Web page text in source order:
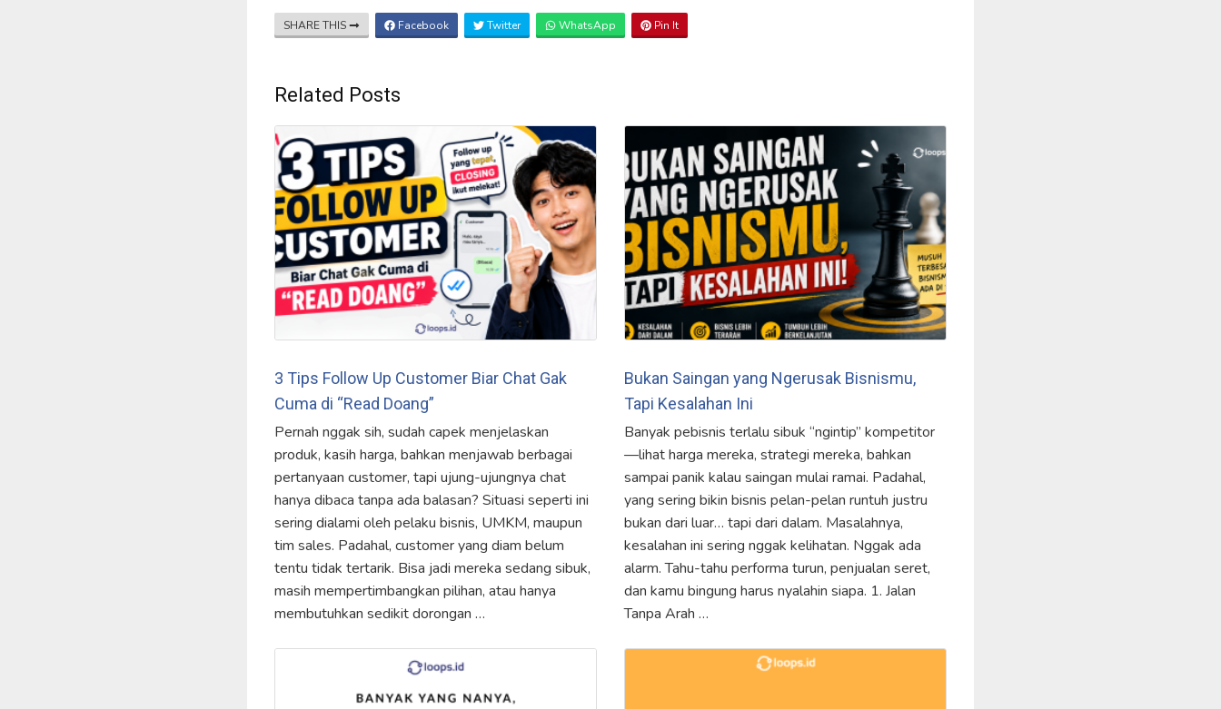
SHARE THIS Facebook Twitter WhatsApp Pin It
Related Posts
3 Tips Follow Up Customer Biar Chat Gak
Cuma di “Read Doang”
Pernah nggak sih, sudah capek menjelaskan
produk, kasih harga, bahkan menjawab berbagai
pertanyaan customer, tapi ujung-ujungnya chat
hanya dibaca tanpa ada balasan? Situasi seperti ini
sering dialami oleh pelaku bisnis, UMKM, maupun
tim sales. Padahal, customer yang diam belum
tentu tidak tertarik. Bisa jadi mereka sedang sibuk,
masih mempertimbangkan pilihan, atau hanya
membutuhkan sedikit dorongan …
Bukan Saingan yang Ngerusak Bisnismu,
Tapi Kesalahan Ini
Banyak pebisnis terlalu sibuk “ngintip” kompetitor
—lihat harga mereka, strategi mereka, bahkan
sampai panik kalau saingan mulai ramai. Padahal,
yang sering bikin bisnis pelan-pelan runtuh justru
bukan dari luar… tapi dari dalam. Masalahnya,
kesalahan ini sering nggak kelihatan. Nggak ada
alarm. Tahu-tahu performa turun, penjualan seret,
dan kamu bingung harus nyalahin siapa. 1. Jalan
Tanpa Arah …